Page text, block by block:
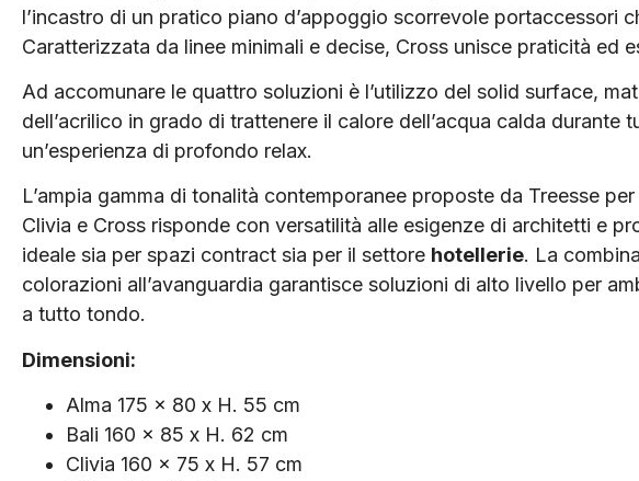
l’incastro di un pratico piano d’appoggio scorrevole portaccessori
Caratterizzata da linee minimali e decise, Cross unisce praticità ed
Ad accomunare le quattro soluzioni è l’utilizzo del solid surface,
dell’acrilico in grado di trattenere il calore dell’acqua calda durante
un’esperienza di profondo relax.
L’ampia gamma di tonalità contemporanee proposte da Treesse
Clivia e Cross risponde con versatilità alle esigenze di architetti e
ideale sia per spazi contract sia per il settore hotellerie. La
colorazioni all’avanguardia garantisce soluzioni di alto livello per
a tutto tondo.
Dimensioni:
Alma 175 x 80 x H. 55 cm
Bali 160 x 85 x H. 62 cm
Clivia 160 x 75 x H. 57 cm